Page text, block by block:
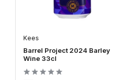
Kees
Barrel Project 2024 Barley
Wine 33cl